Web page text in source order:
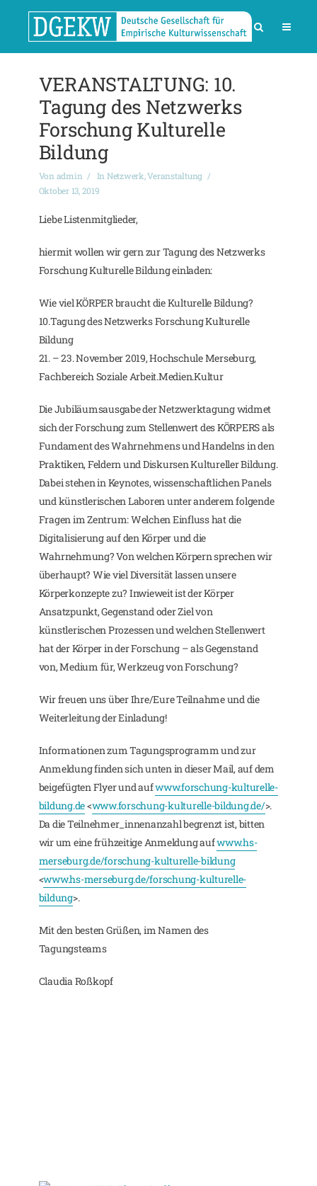
VERANSTALTUNG: 10.
Tagung des Netzwerks
Forschung Kulturelle
Bildung
Von admin In Netzwerk,Veranstaltung
Oktober 13, 2019
Liebe Listenmitglieder,
hiermit wollen wir gern zur Tagung des Netzwerks
Forschung Kulturelle Bildung einladen:
Wie viel KÖRPER braucht die Kulturelle Bildung?
10.Tagung des Netzwerks Forschung Kulturelle
Bildung
21. – 23. November 2019, Hochschule Merseburg,
Fachbereich Soziale Arbeit.Medien.Kultur
Die Jubiläumsausgabe der Netzwerktagung widmet
sich der Forschung zum Stellenwert des KÖRPERS als
Fundament des Wahrnehmens und Handelns in den
Praktiken, Feldern und Diskursen Kultureller Bildung.
Dabei stehen in Keynotes, wissenschaftlichen Panels
und künstlerischen Laboren unter anderem folgende
Fragen im Zentrum: Welchen Einfluss hat die
Digitalisierung auf den Körper und die
Wahrnehmung? Von welchen Körpern sprechen wir
überhaupt? Wie viel Diversität lassen unsere
Körperkonzepte zu? Inwieweit ist der Körper
Ansatzpunkt, Gegenstand oder Ziel von
künstlerischen Prozessen und welchen Stellenwert
hat der Körper in der Forschung – als Gegenstand
von, Medium für, Werkzeug von Forschung?
Wir freuen uns über Ihre/Eure Teilnahme und die
Weiterleitung der Einladung!
Informationen zum Tagungsprogramm und zur
Anmeldung finden sich unten in dieser Mail, auf dem
beigefügten Flyer und aufwww.forschung-kulturelle-
bildung.de<www.forschung-kulturelle-bildung.de/>.
Da die Teilnehmer_innenanzahl begrenzt ist, bitten
wir um eine frühzeitige Anmeldung aufwww.hs-
merseburg.de/forschung-kulturelle-bildung
<www.hs-merseburg.de/forschung-kulturelle-
bildung>.
Mit den besten Grüßen, im Namen des
Tagungsteams
Claudia Roßkopf